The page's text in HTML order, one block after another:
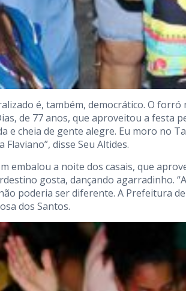
é, também, democrático. O
de 77 anos, que aproveitou a festa
e cheia de gente alegre. Eu moro no
Flaviano”, disse Seu Altides.
embalou a noite dos casais, que
gosta, dançando agarradinho.
poderia ser diferente. A Prefeitura
dos Santos.